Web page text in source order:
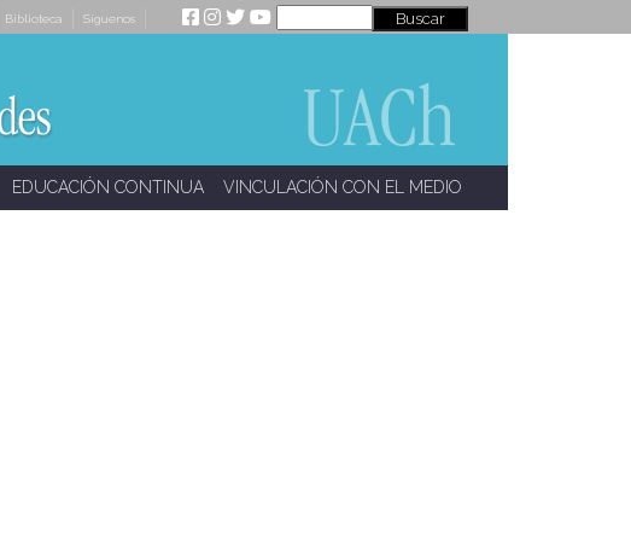
Biblioteca Síguenos
EDUCACIÓN CONTINUA VINCULACIÓN CON EL MEDIO